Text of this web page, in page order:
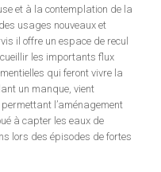
et à la contemplation de la
usages nouveaux et
il offre un espace de recul
les importants flux
qui feront vivre la
un manque, vient
l’aménagement
à capter les eaux de
lors des épisodes de fortes